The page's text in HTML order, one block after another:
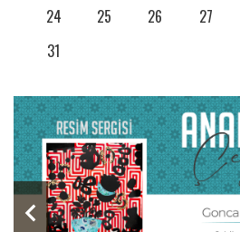
24
25 26 27
31